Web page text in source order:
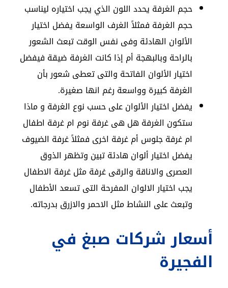
حجم الغرفة يحدد اللون الذي يجب اختياره ليناسب
حجم الغرفة فمثلاً الغرف الواسعة يفضل اختيار
الألوان الهادئة وفى نفس الوقت تبعث الشعور
بالراحة وبالبهجة أم إذا كانت الغرفة ضيقة فيفضل
اختيار الألوان الفاتحة والتى تعطى شعور بأن
الغرفة كبيرة وواسعة رغم انها صغيرة.
يفضل اختيار الألوان على حسب نوع الغرفة و ماذا
ستكون الغرفة هل هى غرفة نوم ام غرفة اطفال
ام غرفة جلوس أم غرفة اخرى فمثلاً غرفة الضيوف
يفضل اختيار ألوان هادئة تبين وتظهر الذوق
العصرى والاناقة والرقى غرفة مثل غرفة الاطفال
يجب اختيار الالوان المفرحة التى تسعد الأطفال
وتبعث على النشاط مثل الاحمر والازرق بدرجاته.
أسعار شركات صبغ في
الفجيرة